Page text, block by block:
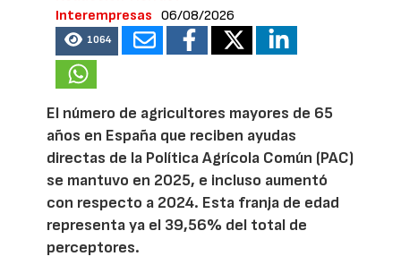
Interempresas
06/08/2026
1064
El número de agricultores mayores de 65
años en España que reciben ayudas
directas de la Política Agrícola Común (PAC)
se mantuvo en 2025, e incluso aumentó
con respecto a 2024. Esta franja de edad
representa ya el 39,56% del total de
perceptores.